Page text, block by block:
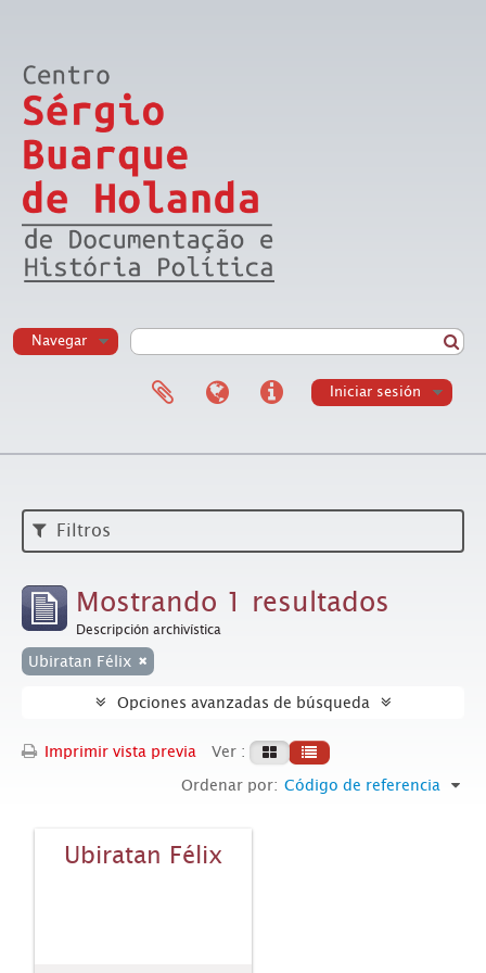
Navegar
Iniciar sesión
Filtros
Mostrando 1 resultados
Descripción archivística
Ubiratan Félix
Opciones avanzadas de búsqueda
Imprimir vista previa
Ver :
Ordenar por: Código de referencia
Ubiratan Félix